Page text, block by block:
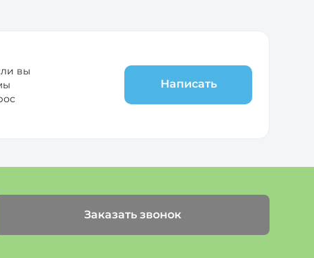
вы
Написать
Заказать звонок